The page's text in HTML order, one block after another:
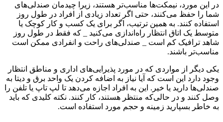
در این مورد، نیمکت‌ها مناسب‌تر هستند، زیرا چیدمان صندلی‌های
شما را حفظ می‌کنند، حتی اگر تعداد زیادی از افراد در طول روز
استفاده کنند. به همین ترتیب، اگر برای یک کسب و کار کوچک یا
متوسط یک اتاق انتظار راه‌اندازی می‌کنید _ که فقط در طول روز
شاهد ترافیک کم است _ صندلی‌های راحت و انفرادی ممکن است
مناسب‌تر باشند.
یکی دیگر از مواردی که در مورد پذیرایی‌های اداری و مناطق انتظار
وجود دارد این است که آیا نیاز به اضافه کردن یک واحد برق و دیتا به
صندلی‌ها دارید یا خیر. این به افراد اجازه می‌دهد تا لپ تاپ یا تلفن را
وصل کنند و در حالی‌که منتظر هستند، کار کنند. نکته کلیدی که باید
به خاطر بسپارید زمینه و حجم مورد استفاده است.